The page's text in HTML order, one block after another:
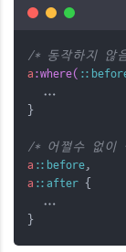
/* 동작하지 않
a :where(
  ...
}
/* 어쩔수 없이
a ::before,
a ::after {
  ...
}